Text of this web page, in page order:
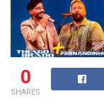
0
SHARES